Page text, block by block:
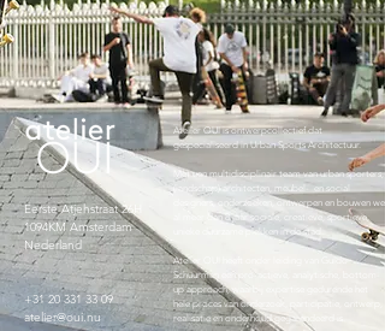
Eerste Atjehstraat 26H
1094KM Amsterdam
Nederland
+31 20 331 33 09
atelier@oui.nu
Atelier OUI is ontwerpcollectief dat
gespecialiseerd in Urban Sports Architectuur.
Met een multidisciplinair team van urban sporters,
(landschap) architecten, meubel- en social
designers, onderzoeken, ontwerpen en bouwen we
al meer dan 8 jaar sociale, creatieve, sportieve,
unieke duurzame plekken in de stad.
Atelier OUI heeft onder leiding van Guido
Schuurman een pro-actieve, analytische, bottom-
up approach, waarbij expertise gedurende het
hele proces van onderzoek, participatie, ontwerp,
realisatie en onderhoud gegarandeerd is.